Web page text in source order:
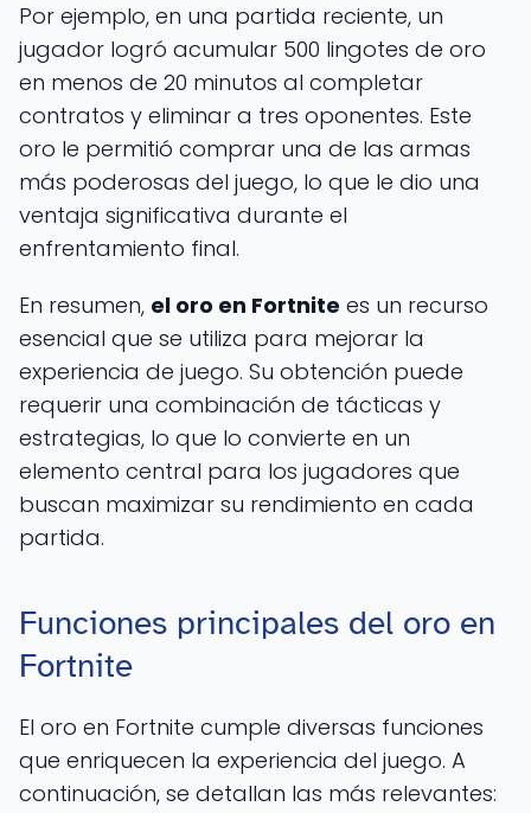
Por ejemplo, en una partida reciente, un
jugador logró acumular 500 lingotes de oro
en menos de 20 minutos al completar
contratos y eliminar a tres oponentes. Este
oro le permitió comprar una de las armas
más poderosas del juego, lo que le dio una
ventaja significativa durante el
enfrentamiento final.
En resumen, el oro en Fortnite es un recurso
esencial que se utiliza para mejorar la
experiencia de juego. Su obtención puede
requerir una combinación de tácticas y
estrategias, lo que lo convierte en un
elemento central para los jugadores que
buscan maximizar su rendimiento en cada
partida.
Funciones principales del oro en
Fortnite
El oro en Fortnite cumple diversas funciones
que enriquecen la experiencia del juego. A
continuación, se detallan las más relevantes: